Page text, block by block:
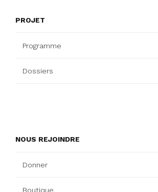
PROJET
Programme
Dossiers
NOUS REJOINDRE
Donner
Boutique